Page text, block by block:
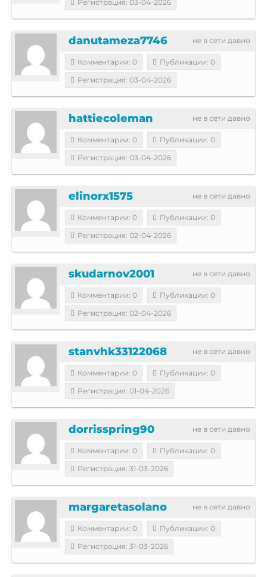
Регистрация: 03-04-2026
не в сети давно
danutameza7746
Комментарии: 0
Публикации: 0
Регистрация: 03-04-2026
не в сети давно
hattiecoleman
Комментарии: 0
Публикации: 0
Регистрация: 03-04-2026
не в сети давно
elinorx1575
Комментарии: 0
Публикации: 0
Регистрация: 02-04-2026
не в сети давно
skudarnov2001
Комментарии: 0
Публикации: 0
Регистрация: 02-04-2026
не в сети давно
stanvhk33122068
Комментарии: 0
Публикации: 0
Регистрация: 01-04-2026
не в сети давно
dorrisspring90
Комментарии: 0
Публикации: 0
Регистрация: 31-03-2026
не в сети давно
margaretasolano
Комментарии: 0
Публикации: 0
Регистрация: 31-03-2026